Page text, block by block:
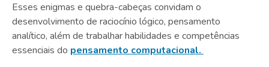
Esses enigmas e quebra-cabeças convidam o
desenvolvimento de raciocínio lógico, pensamento
analítico, além de trabalhar habilidades e competências
essenciais do pensamento computacional.